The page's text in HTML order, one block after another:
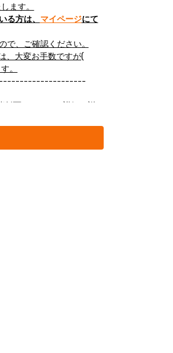
ます。
る方は、 マイページにて
、ご確認ください。
、大変お手数ですが(
。
低下」について詳細に説